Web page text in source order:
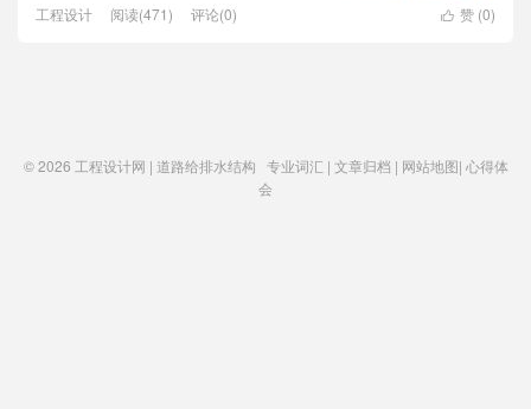
 赞 (0)
工程设计 阅读(471) 评论(0)
© 2026 工程设计网 | 道路给排水结构 专业词汇 | 文章归档 | 网站地图| 心得体
会